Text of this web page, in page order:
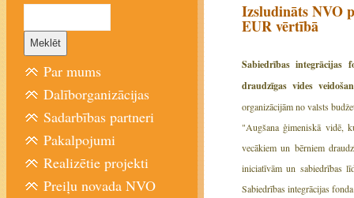
Izsludināts NVO
EUR vērtībā
Sabiedrības integrācijas
draudzīgas vides
organizācijām no valsts
"Augšana ģimeniskā vidē,
vecākiem un bērniem
iniciatīvām un sabiedrības
Sabiedrības integrācijas
Par mums
Dalīborganizācijas
Sadarbības partneri
Pakalpojumi
Realizētie projekti
Preiļu novada NVO